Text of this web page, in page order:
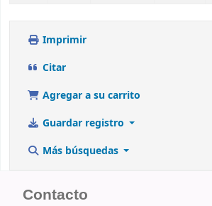
Imprimir
Citar
Agregar a su carrito
Guardar registro
Más búsquedas
Contacto